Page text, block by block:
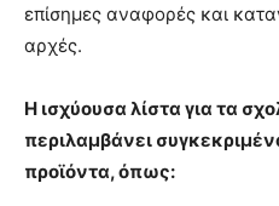
επίσημες αναφορές και
αρχές.
Η ισχύουσα λίστα για τα
περιλαμβάνει
προϊόντα, όπως: